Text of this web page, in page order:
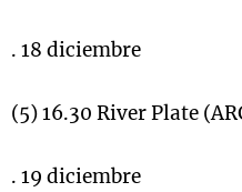
. 18 diciembre
(5) 16.30 River Plate
. 19 diciembre